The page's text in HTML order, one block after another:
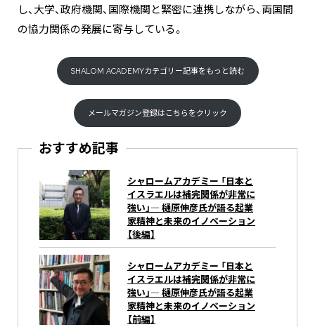
し、大学、政府機関、国際機関と緊密に連携しながら、両国間
の協力関係の発展に寄与している。
SHALOM ACADEMYカテゴリー記事をもっと読む
メールマガジン登録はこちらをクリック
おすすめ記事
シャロームアカデミー 「日本と
イスラエルは補完関係が非常に
強い」― 樋原伸彦氏が語る起業
家精神と未来のイノベーション
【後編】
シャロームアカデミー 「日本と
イスラエルは補完関係が非常に
強い」― 樋原伸彦氏が語る起業
家精神と未来のイノベーション
【前編】